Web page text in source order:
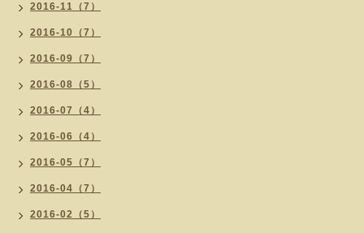
2016-11（7）
2016-10（7）
2016-09（7）
2016-08（5）
2016-07（4）
2016-06（4）
2016-05（7）
2016-04（7）
2016-02（5）